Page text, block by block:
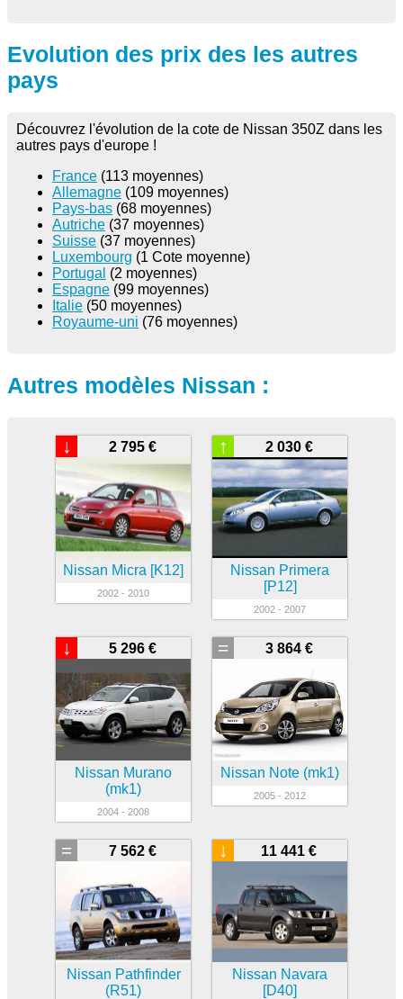
Evolution des prix des les autres
pays
Découvrez l'évolution de la cote de Nissan 350Z dans les
autres pays d'europe !
France (113 moyennes)
Allemagne (109 moyennes)
Pays-bas (68 moyennes)
Autriche (37 moyennes)
Suisse (37 moyennes)
Luxembourg (1 Cote moyenne)
Portugal (2 moyennes)
Espagne (99 moyennes)
Italie (50 moyennes)
Royaume-uni (76 moyennes)
Autres modèles Nissan :
2 795 €
↓
Nissan Micra [K12]
2002 - 2010
2 030 €
↑
Nissan Primera
[P12]
2002 - 2007
5 296 €
↓
Nissan Murano
(mk1)
2004 - 2008
3 864 €
=
Nissan Note (mk1)
2005 - 2012
7 562 €
=
Nissan Pathfinder
(R51)
11 441 €
↓
Nissan Navara
[D40]